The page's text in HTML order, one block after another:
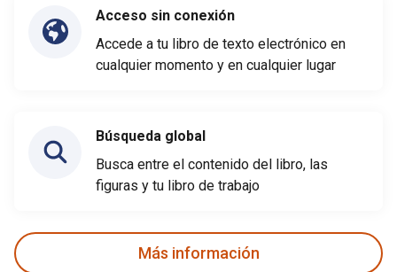
Acceso sin conexión
Accede a tu libro de texto electrónico en
cualquier momento y en cualquier lugar
Búsqueda global
Busca entre el contenido del libro, las
figuras y tu libro de trabajo
Más información